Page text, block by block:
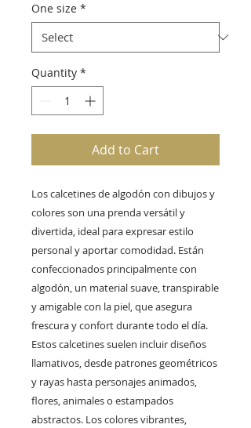
One size *
Quantity *
Add to Cart
Los calcetines de algodón con dibujos y
colores son una prenda versátil y
divertida, ideal para expresar estilo
personal y aportar comodidad. Están
confeccionados principalmente con
algodón, un material suave, transpirable
y amigable con la piel, que asegura
frescura y confort durante todo el día.
Estos calcetines suelen incluir diseños
llamativos, desde patrones geométricos
y rayas hasta personajes animados,
flores, animales o estampados
abstractos. Los colores vibrantes,